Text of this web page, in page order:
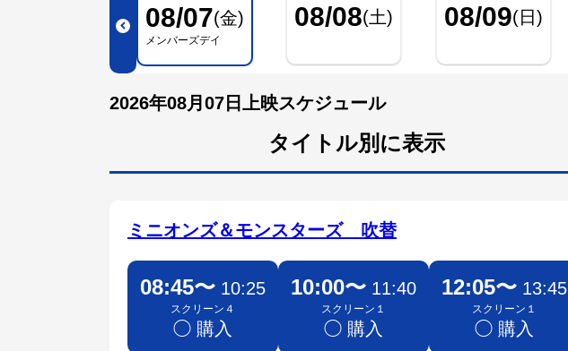
08/07(金)
メンバーズデイ
08/08(土) 08/09(日)
2026年08月07日上映スケジュール
タイトル別に表示
ミニオンズ＆モンスターズ 吹替
08:45〜 10:25
スクリーン４
◯ 購入
10:00〜 11:40
スクリーン１
◯ 購入
12:05〜 13:45
スクリーン１
◯ 購入